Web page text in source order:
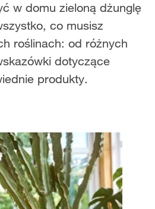
w domu zieloną dżunglę
co musisz
roślinach: od różnych
dotyczące
produkty.